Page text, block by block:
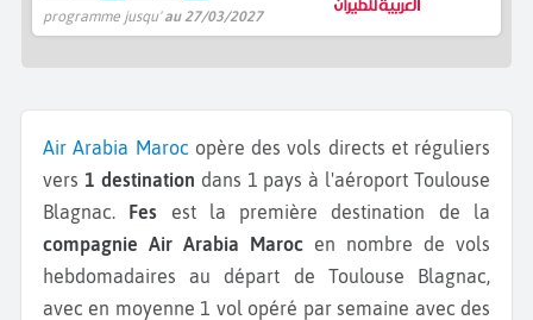
programme jusqu'au 27/03/2027
Air Arabia Maroc opère des vols directs et réguliers
vers 1 destination dans 1 pays à l'aéroport Toulouse
Blagnac. Fes est la première destination de la
compagnie Air Arabia Maroc en nombre de vols
hebdomadaires au départ de Toulouse Blagnac,
avec en moyenne 1 vol opéré par semaine avec des